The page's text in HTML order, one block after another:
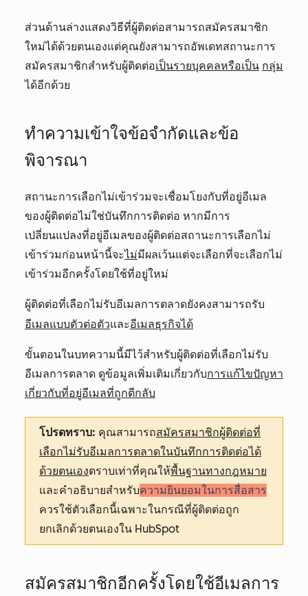
ส่วนด้านล่างแสดงวิธีที่ผู้ติดต่อสามารถสมัครสมาชิก
ใหม่ได้ด้วยตนเองแต่คุณยังสามารถอัพเดทสถานะการ
สมัครสมาชิกสำหรับผู้ติดต่อเป็นรายบุคคลหรือเป็น กลุ่ม
ได้อีกด้วย
ทำความเข้าใจข้อจำกัดและข้อ
พิจารณา
สถานะการเลือกไม่เข้าร่วมจะเชื่อมโยงกับที่อยู่อีเมล
ของผู้ติดต่อไม่ใช่บันทึกการติดต่อ หากมีการ
เปลี่ยนแปลงที่อยู่อีเมลของผู้ติดต่อสถานะการเลือกไม่
เข้าร่วมก่อนหน้านี้จะไม่มีผลเว้นแต่จะเลือกที่จะเลือกไม่
เข้าร่วมอีกครั้งโดยใช้ที่อยู่ใหม่
ผู้ติดต่อที่เลือกไม่รับอีเมลการตลาดยังคงสามารถรับ
อีเมลแบบตัวต่อตัวและอีเมลธุรกิจได้
ขั้นตอนในบทความนี้มีไว้สำหรับผู้ติดต่อที่เลือกไม่รับ
อีเมลการตลาด ดูข้อมูลเพิ่มเติมเกี่ยวกับการแก้ไขปัญหา
เกี่ยวกับที่อยู่อีเมลที่ถูกตีกลับ
โปรดทราบ: คุณสามารถสมัครสมาชิกผู้ติดต่อที่
เลือกไม่รับอีเมลการตลาดในบันทึกการติดต่อได้
ด้วยตนเองตราบเท่าที่คุณให้พื้นฐานทางกฎหมาย
และคำอธิบายสำหรับความยินยอมในการสื่อสาร
ควรใช้ตัวเลือกนี้เฉพาะในกรณีที่ผู้ติดต่อถูก
ยกเลิกด้วยตนเองใน HubSpot
สมัครสมาชิกอีกครั้งโดยใช้อีเมลการ